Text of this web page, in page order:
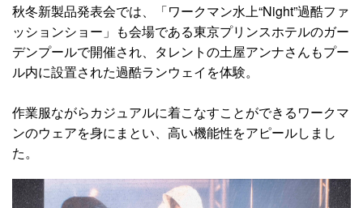
秋冬新製品発表会では、「ワークマン水上“Night”過酷ファ
ッションショー」も会場である東京プリンスホテルのガー
デンプールで開催され、タレントの土屋アンナさんもプー
ル内に設置された過酷ランウェイを体験。
作業服ながらカジュアルに着こなすことができるワークマ
ンのウェアを身にまとい、高い機能性をアピールしまし
た。